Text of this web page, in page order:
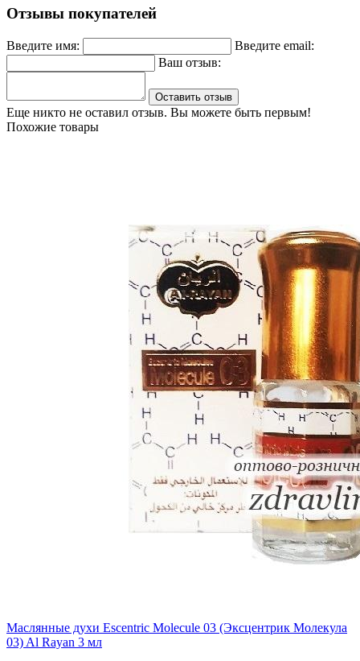
Отзывы покупателей
Введите имя:
Введите email:
Ваш отзыв:
Оставить отзыв
Еще никто не оставил отзыв. Вы можете быть первым!
Похожие товары
Маслянные духи Escentric Molecule 03 (Эксцентрик Молекула
03) Al Rayan 3 мл